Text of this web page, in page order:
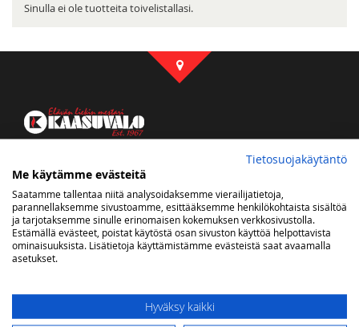
Sinulla ei ole tuotteita toivelistallasi.
Uutiskirje
Tilaa
Tietosuojakäytäntö
Me käytämme evästeitä
Saatamme tallentaa niitä analysoidaksemme vierailijatietoja,
parannellaksemme sivustoamme, esittääksemme henkilökohtaista sisältöä
ja tarjotaksemme sinulle erinomaisen kokemuksen verkkosivustolla.
Estämällä evästeet, poistat käytöstä osan sivuston käyttöä helpottavista
ominaisuuksista. Lisätietoja käyttämistämme evästeistä saat avaamalla
asetukset.
Hyväksy kaikki